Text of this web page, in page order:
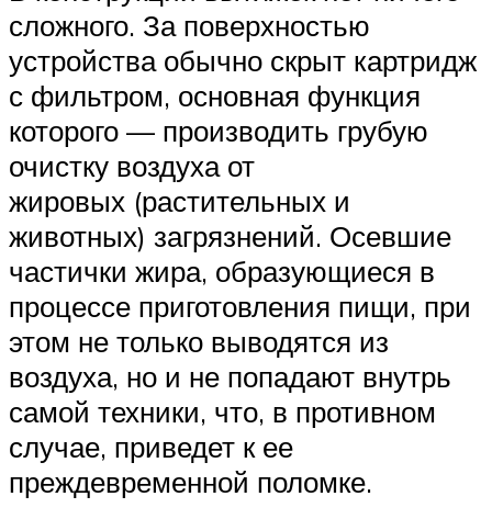
сложного. За поверхностью
устройства обычно скрыт картридж
с фильтром, основная функция
которого — производить грубую
очистку воздуха от
жировых (растительных и
животных) загрязнений. Осевшие
частички жира, образующиеся в
процессе приготовления пищи, при
этом не только выводятся из
воздуха, но и не попадают внутрь
самой техники, что, в противном
случае, приведет к ее
преждевременной поломке.